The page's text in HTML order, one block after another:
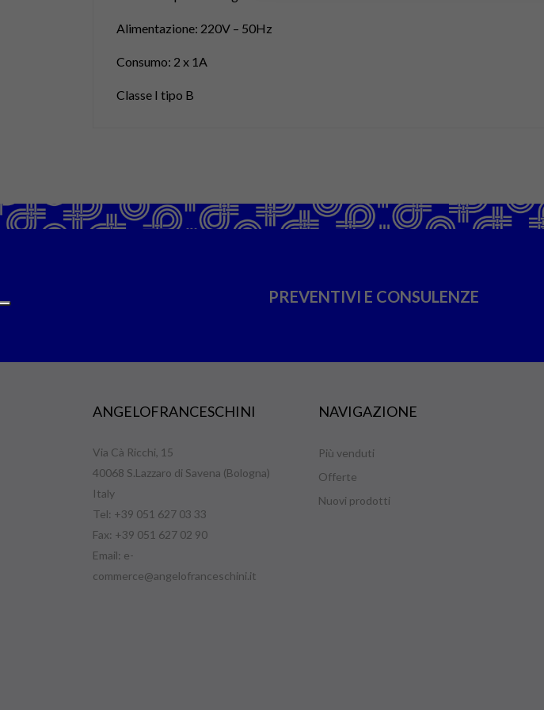
Alimentazione: 220V – 50Hz
Consumo: 2 x 1A
Classe I tipo B
PREVENTIVI E CONSULENZE
ANGELOFRANCESCHINI
Via Cà Ricchi, 15
40068 S.Lazzaro di Savena (Bologna)
Italy
Tel: +39 051 627 03 33
Fax: +39 051 627 02 90
Email: e-
commerce@angelofranceschini.it
NAVIGAZIONE
Più venduti
Offerte
Nuovi prodotti